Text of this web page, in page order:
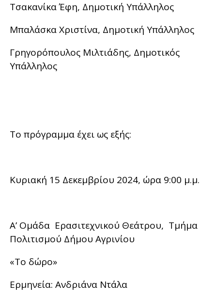
Τσακανίκα Έφη, Δημοτική Υπάλληλος
Μπαλάσκα Χριστίνα, Δημοτική Υπάλληλος
Γρηγορόπουλος Μιλτιάδης, Δημοτικός
Υπάλληλος
Το πρόγραμμα έχει ως εξής:
Κυριακή 15 Δεκεμβρίου 2024, ώρα 9:00 μ.μ.
Α’ Ομάδα Ερασιτεχνικού Θεάτρου, Τμήμα
Πολιτισμού Δήμου Αγρινίου
«Το δώρο»
Ερμηνεία: Ανδριάνα Ντάλα